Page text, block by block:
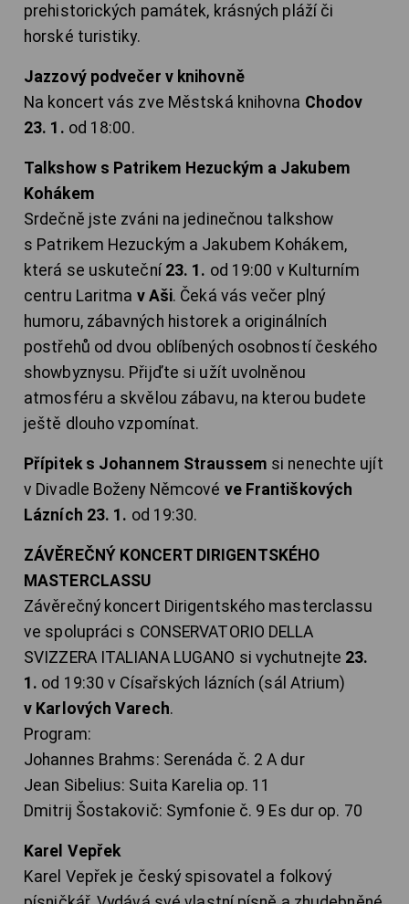
prehistorických památek, krásných pláží či
horské turistiky.
Jazzový podvečer v knihovně
Na koncert vás zve Městská knihovna Chodov
23. 1. od 18:00.
Talkshow s Patrikem Hezuckým a Jakubem
Kohákem
Srdečně jste zváni na jedinečnou talkshow
s Patrikem Hezuckým a Jakubem Kohákem,
která se uskuteční 23. 1. od 19:00 v Kulturním
centru Laritma v Aši. Čeká vás večer plný
humoru, zábavných historek a originálních
postřehů od dvou oblíbených osobností českého
showbyznysu. Přijďte si užít uvolněnou
atmosféru a skvělou zábavu, na kterou budete
ještě dlouho vzpomínat.
Přípitek s Johannem Straussem si nenechte ujít
v Divadle Boženy Němcové ve Františkových
Lázních 23. 1. od 19:30.
ZÁVĚREČNÝ KONCERT DIRIGENTSKÉHO
MASTERCLASSU
Závěrečný koncert Dirigentského masterclassu
ve spolupráci s CONSERVATORIO DELLA
SVIZZERA ITALIANA LUGANO si vychutnejte 23.
1. od 19:30 v Císařských lázních (sál Atrium)
v Karlových Varech.
Program:
Johannes Brahms: Serenáda č. 2 A dur
Jean Sibelius: Suita Karelia op. 11
Dmitrij Šostakovič: Symfonie č. 9 Es dur op. 70
Karel Vepřek
Karel Vepřek je český spisovatel a folkový